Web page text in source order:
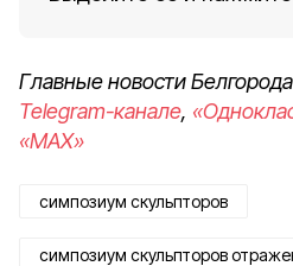
Главные новости
Telegram-канале,
«MAX»
симпозиум скульпторов
симпозиум скульпторов